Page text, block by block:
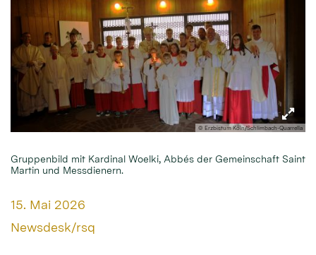
© Erzbistum Köln/Schlimbach-Quarrella
Gruppenbild mit Kardinal Woelki, Abbés der Gemeinschaft Saint
Martin und Messdienern.
Datum:
15. Mai 2026
Von:
Newsdesk/rsq